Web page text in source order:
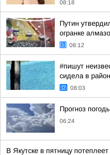
08:18
Путин
огранке
08:12
#пишут
сидела в
08:03
Прогноз
06:24
В Якутске в пятницу